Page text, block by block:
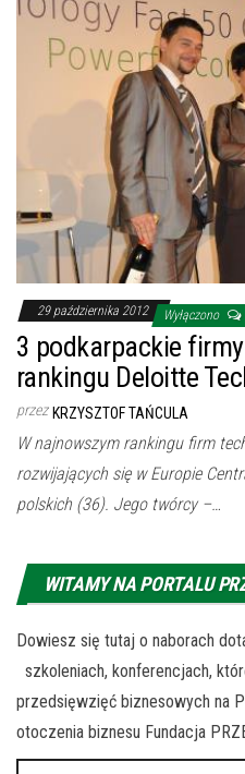
29 października 2012 Wyłączono
3 podkarpackie
rankingu Deloitte
przez KRZYSZTOF TAŃCULA
W najnowszym rankingu firm
rozwijających się w Europie
polskich (36). Jego twórcy –…
WITAMY NA PORTALU
Dowiesz się tutaj o naborach
szkoleniach, konferencjach,
przedsięwzięć biznesowych na
otoczenia biznesu Fundacja